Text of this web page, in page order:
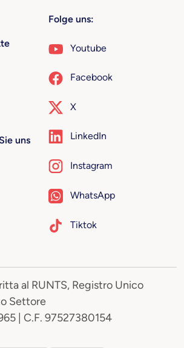
uns
Folge uns:
Youtube
Facebook
X
LinkedIn
Instagram
WhatsApp
Tiktok
al RUNTS, Registro Unico
Settore
| C.F. 97527380154